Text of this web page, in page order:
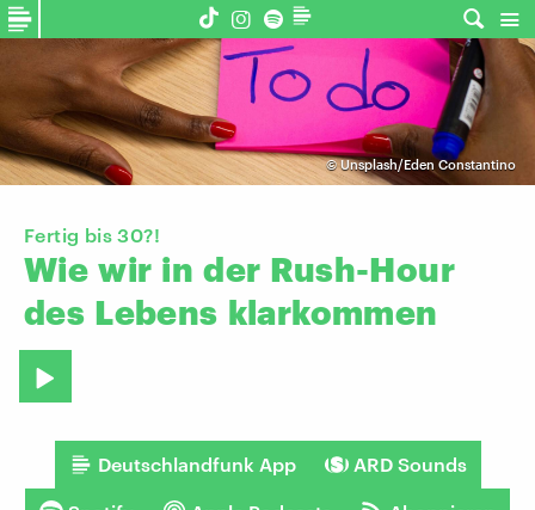
©Unsplash/Eden Constantino
Fertig bis 30?!
Wie wir in der Rush-Hour
des Lebens klarkommen
Deutschlandfunk App ARD Sounds